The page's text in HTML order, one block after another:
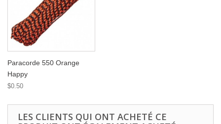
Paracorde 550 Orange
Happy
$0.50
LES CLIENTS QUI ONT ACHETÉ CE